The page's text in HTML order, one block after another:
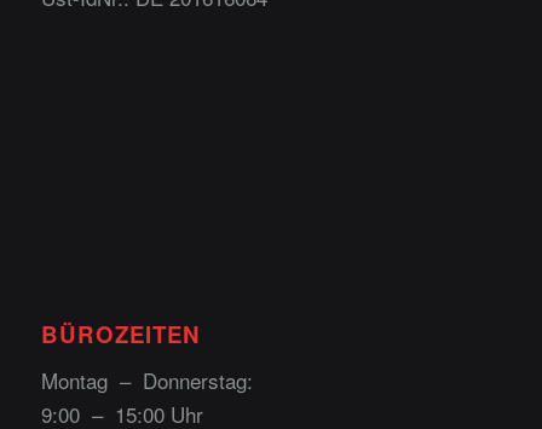
BÜROZEITEN
Montag – Donnerstag:
9:00 – 15:00 Uhr